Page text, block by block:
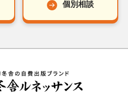
個別相談